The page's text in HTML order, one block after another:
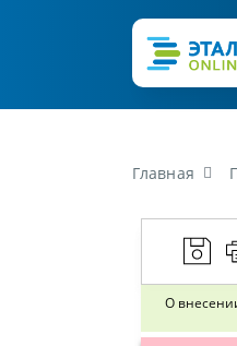
Главная
О